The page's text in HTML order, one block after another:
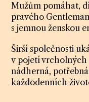
Mužům pomáhat,
pravého
s jemnou ženskou
Širší společnosti
v pojetí vrcholných
nádherná,
každodenních